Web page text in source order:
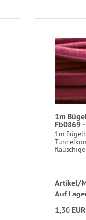
1m
Fb0869
1m
Artikel/
Auf
1,30 EUR